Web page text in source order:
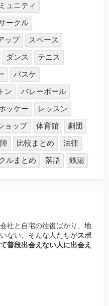
ュニティ
ークル
ップ
スペース
ダンス
テニス
バスケ
ン
バレーボール
ッケー
レッスン
ョップ 体育館
劇団
比較まとめ
法律
ルまとめ 落語 銭湯
社と自宅の往復ばかり、地
ない。そんな人たちがスポ
普段出会えない人に出会え